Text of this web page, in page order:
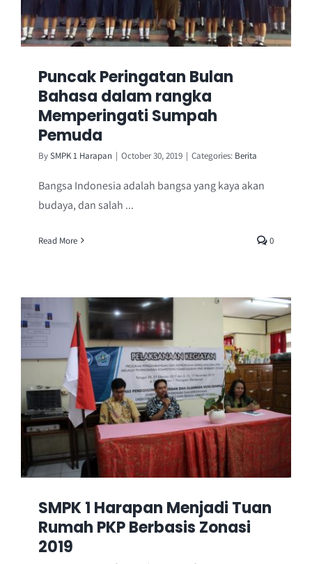
Puncak Peringatan Bulan
Bahasa dalam rangka
Memperingati Sumpah
Pemuda
BySMPK 1 Harapan | October 30, 2019 | Categories: Berita
Bangsa Indonesia adalah bangsa yang kaya akan
budaya, dan salah ...
Read More 0
SMPK 1 Harapan Menjadi Tuan
Rumah PKP Berbasis Zonasi
2019